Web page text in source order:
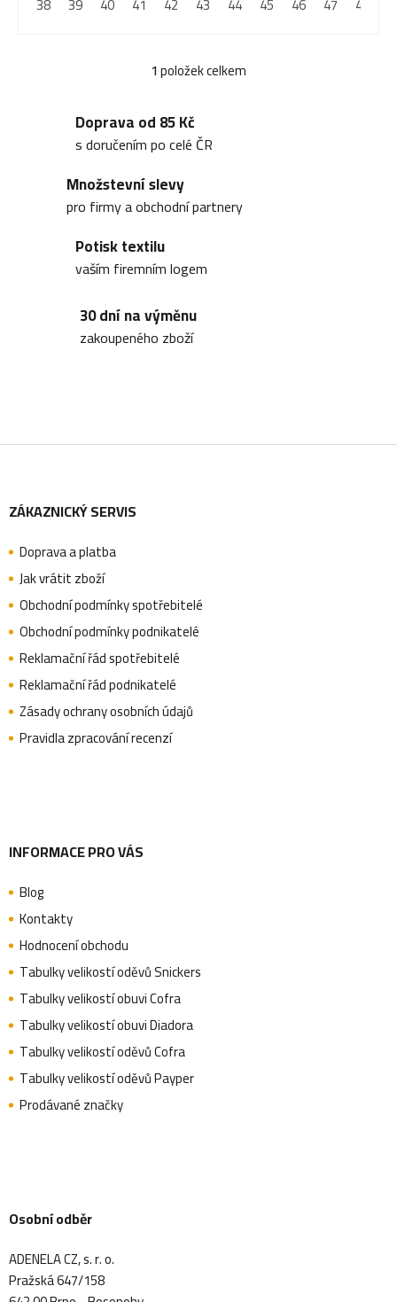
O
l
d
c
u
1položek celkem
Doprava od 85 Kč
s doručením po celé ČR
Množstevní slevy
pro firmy a obchodní partnery
Potisk textilu
vaším firemním logem
30 dní na výměnu
zakoupeného zboží
á
p
a
t
ZÁKAZNICKÝ SERVIS
Doprava a platba
Jak vrátit zboží
Obchodní podmínky spotřebitelé
Obchodní podmínky podnikatelé
Reklamační řád spotřebitelé
Reklamační řád podnikatelé
Zásady ochrany osobních údajů
Pravidla zpracování recenzí
INFORMACE PRO VÁS
Blog
Kontakty
Hodnocení obchodu
Tabulky velikostí oděvů Snickers
Tabulky velikostí obuvi Cofra
Tabulky velikostí obuvi Diadora
Tabulky velikostí oděvů Cofra
Tabulky velikostí oděvů Payper
Prodávané značky
Osobní odběr
ADENELA CZ, s. r. o.
Pražská 647/158